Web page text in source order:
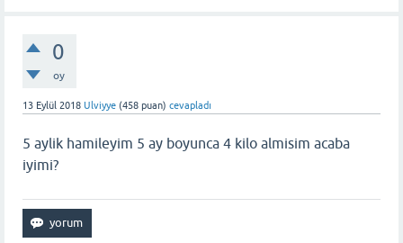
0
oy
13 Eylül 2018 Ulviyye (458 puan) cevapladı
5 aylik hamileyim 5 ay boyunca 4 kilo almisim acaba
iyimi?